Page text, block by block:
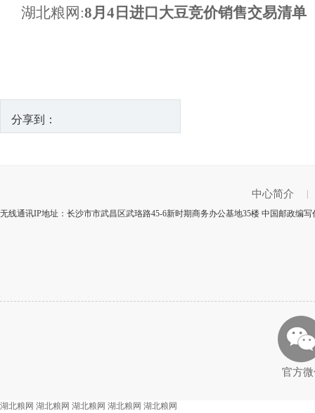
湖北粮网:8月4日进口大豆竞价销售交易清单
分享到：
中心简介
无线通讯IP地址：长沙市市武昌区武珞路45-6新时期商务办公基地35楼 中国邮政编
官方
湖北粮网 湖北粮网 湖北粮网 湖北粮网 湖北粮网